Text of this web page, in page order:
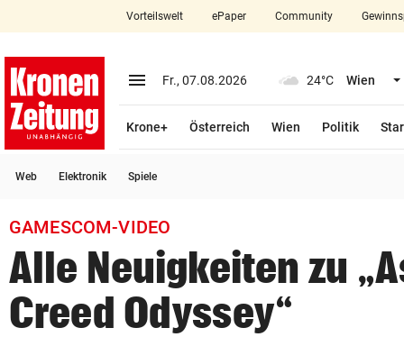
closeSchließen
account_circle Anmelden
arrow_right
bookmark
search
Suchbegriff
eingeben
Vorteilswelt ePaper Community
menu Menü aufklappen
Fr., 07.08.2026 24°C Wien
Krone+ Österreich Wien Politik
Web Elektronik Spiele
GAMESCOM-VIDEO
Alle Neuigkeiten zu
Creed Odyssey“